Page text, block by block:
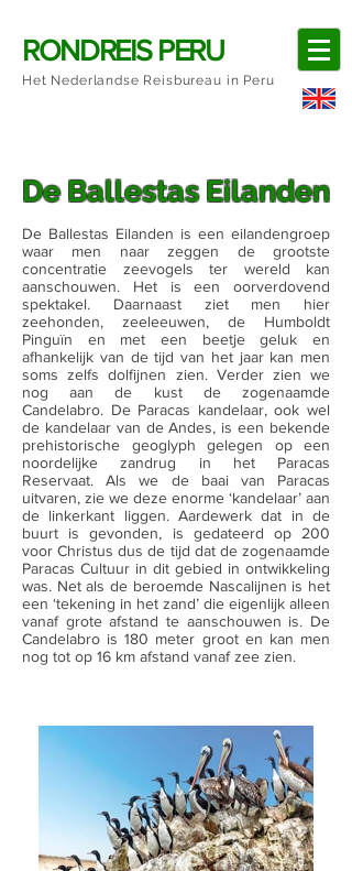
RONDREIS PERU
Het Nederlandse Reisbureau in Peru
De Ballestas Eilanden
De Ballestas Eilanden is een eilandengroep
waar men naar zeggen de grootste
concentratie zeevogels ter wereld kan
aanschouwen. Het is een oorverdovend
spektakel. Daarnaast ziet men hier
zeehonden, zeeleeuwen, de Humboldt
Pinguïn en met een beetje geluk en
afhankelijk van de tijd van het jaar kan men
soms zelfs dolfijnen zien. Verder zien we
nog aan de kust de zogenaamde
Candelabro. De Paracas kandelaar, ook wel
de kandelaar van de Andes, is een bekende
prehistorische geoglyph gelegen op een
noordelijke zandrug in het Paracas
Reservaat. Als we de baai van Paracas
uitvaren, zie we deze enorme ‘kandelaar’ aan
de linkerkant liggen. Aardewerk dat in de
buurt is gevonden, is gedateerd op 200
voor Christus dus de tijd dat de zogenaamde
Paracas Cultuur in dit gebied in ontwikkeling
was. Net als de beroemde Nascalijnen is het
een ‘tekening in het zand’ die eigenlijk alleen
vanaf grote afstand te aanschouwen is. De
Candelabro is 180 meter groot en kan men
nog tot op 16 km afstand vanaf zee zien.